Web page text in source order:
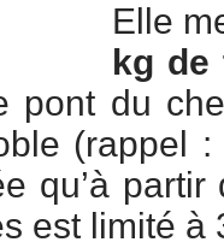
Elle
kg
pont du
(rappel
qu’à
est limité à